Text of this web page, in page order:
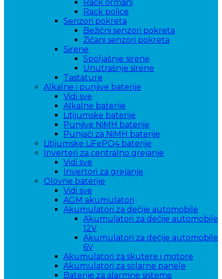
Rack ormani
Rack police
Senzori pokreta
Bežični senzori pokreta
Žičani senzori pokreta
Sirene
Spoljašnje sirene
Unutrašnje sirene
Tastature
Alkalne i punjive baterije
Vidi sve
Alkalne baterije
Litijumske baterije
Punjive NiMH baterije
Punjači za NiMH baterije
Litijumske LiFePO4 baterije
Inverteri za centralno grejanje
Vidi sve
Invertori za grejanje
Olovne baterije
Vidi sve
AGM akumulatori
Akumulatori za dečije automobile
Akumulatori za dečije automobile
12V
Akumulatori za dečije automobile
6V
Akumulatori za skutere i motore
Akumulatori za solarne panele
Baterije za alarmne sisteme